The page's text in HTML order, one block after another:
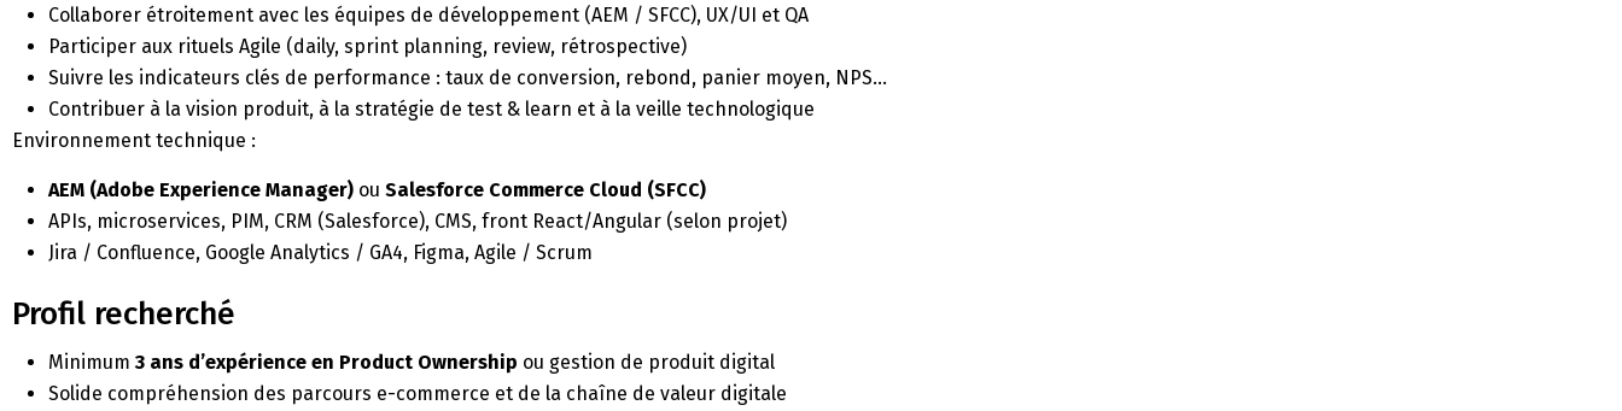
Collaborer étroitement avec les équipes de développement (AEM / SFCC), UX/UI et QA
Participer aux rituels Agile (daily, sprint planning, review, rétrospective)
Suivre les indicateurs clés de performance : taux de conversion, rebond, panier moyen, NPS…
Contribuer à la vision produit, à la stratégie de test & learn et à la veille technologique
Environnement technique :
AEM (Adobe Experience Manager) ou Salesforce Commerce Cloud (SFCC)
APIs, microservices, PIM, CRM (Salesforce), CMS, front React/Angular (selon projet)
Jira / Confluence, Google Analytics / GA4, Figma, Agile / Scrum
Profil recherché
Minimum 3 ans d’expérience en Product Ownership ou gestion de produit digital
Solide compréhension des parcours e-commerce et de la chaîne de valeur digitale